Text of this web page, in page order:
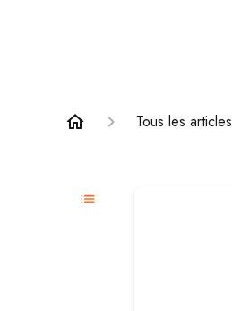
Tous les articles